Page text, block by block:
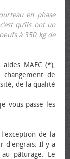
en phase
qu’ils ont un
à 350 kg de
aides MAEC (*),
de
de la qualité
vous passe les
de la
d'engrais. Il y a
pâturage. Le